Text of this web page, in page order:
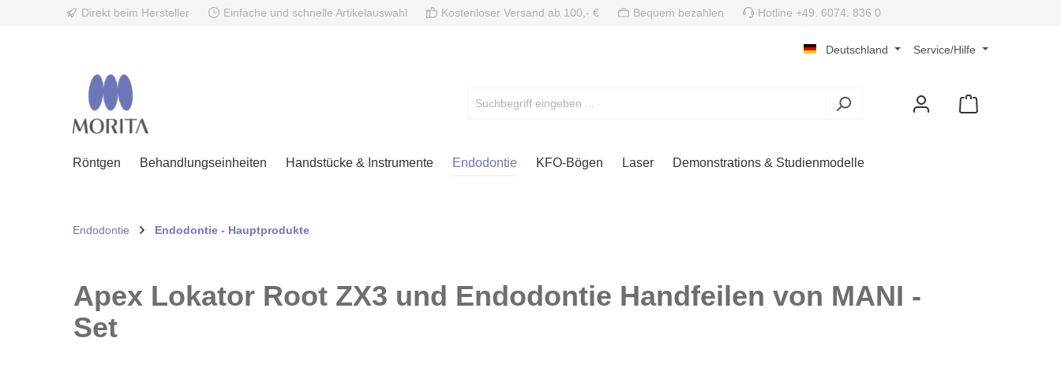
Zur Hauptnavigation springen
Direkt beim Hersteller Einfache und schnelle Artikelauswahl Kostenloser Versand ab 100,- € Bequem bezahlen Hotline +49. 6074. 836 0
Deutschland Service/Hilfe
Röntgen Behandlungseinheiten Handstücke & Instrumente Endodontie KFO-Bögen Laser Demonstrations & Studienmodelle
Endodontie Endodontie - Hauptprodukte
Apex Lokator Root ZX3 und Endodontie Handfeilen von MANI -
Set